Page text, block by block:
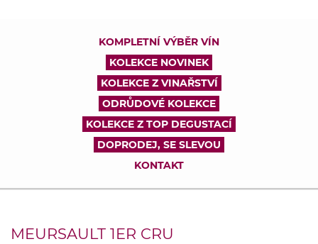
KOMPLETNÍ VÝBĚR VÍN
KOLEKCE NOVINEK
KOLEKCE Z VINAŘSTVÍ
ODRŮDOVÉ KOLEKCE
KOLEKCE Z TOP DEGUSTACÍ
DOPRODEJ, SE SLEVOU
KONTAKT
MEURSAULT 1ER CRU